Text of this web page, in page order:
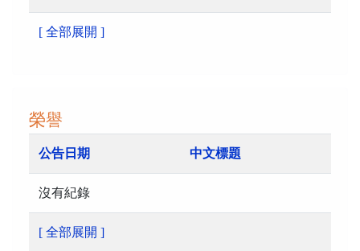
[ 全部展開 ]
榮譽
公告日期 中文標題
沒有紀錄
[ 全部展開 ]